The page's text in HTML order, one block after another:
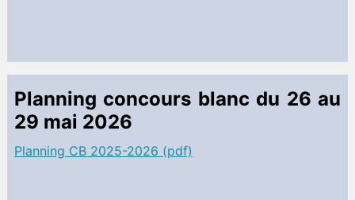
Planning concours blanc du 26 au
29 mai 2026
Planning CB 2025-2026 (pdf)